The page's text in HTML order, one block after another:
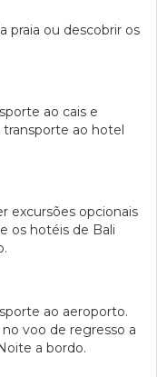
praia ou descobrir os
ao cais e
transporte ao hotel
excursões opcionais
os hotéis de Bali
ao aeroporto.
voo de regresso a
a bordo.